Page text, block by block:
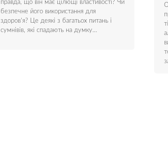
правда, що він має цілющі властивості? Чи
безпечне його використання для
здоров'я? Це деякі з багатьох питань і
сумнівів, які спадають на думку…